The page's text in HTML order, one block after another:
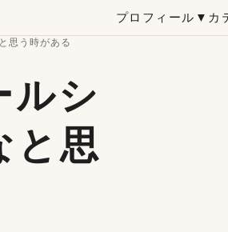
プロフィール ▼カ
思う時がある
ルシ
と思